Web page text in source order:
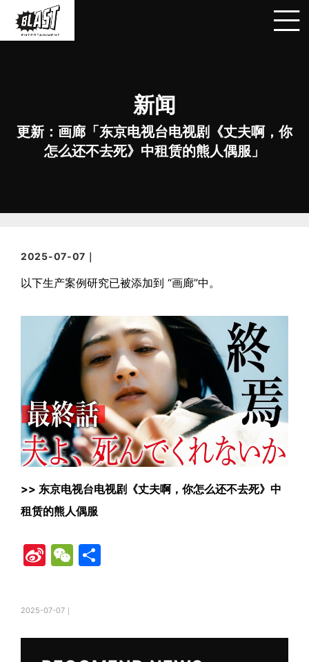
新闻
更新：画廊「东京电视台电视剧《丈夫啊，你
怎么还不去死》中租赁的熊人偶服」
2025-07-07｜
以下生产案例研究已被添加到 “画廊”中。
>> 东京电视台电视剧《丈夫啊，你怎么还不去死》中
租赁的熊人偶服
Si
W
ei
W
at
2025-07-07｜